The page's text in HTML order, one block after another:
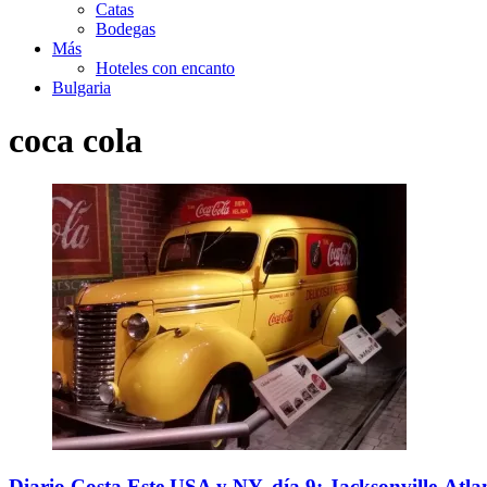
Catas
Bodegas
Más
Hoteles con encanto
Bulgaria
coca cola